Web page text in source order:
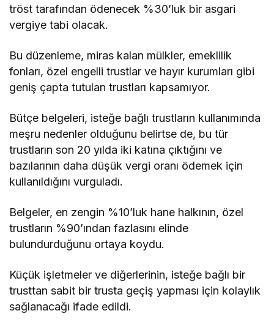
tröst tarafından ödenecek %30’luk bir asgari
vergiye tabi olacak.
Bu düzenleme, miras kalan mülkler, emeklilik
fonları, özel engelli trustlar ve hayır kurumları gibi
geniş çapta tutulan trustları kapsamıyor.
Bütçe belgeleri, isteğe bağlı trustların kullanımında
meşru nedenler olduğunu belirtse de, bu tür
trustların son 20 yılda iki katına çıktığını ve
bazılarının daha düşük vergi oranı ödemek için
kullanıldığını vurguladı.
Belgeler, en zengin %10’luk hane halkının, özel
trustların %90’ından fazlasını elinde
bulundurduğunu ortaya koydu.
Küçük işletmeler ve diğerlerinin, isteğe bağlı bir
trusttan sabit bir trusta geçiş yapması için kolaylık
sağlanacağı ifade edildi.